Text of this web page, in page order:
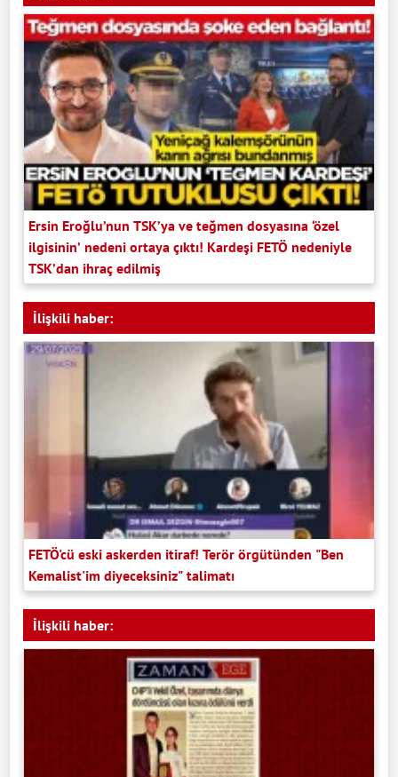
Ersin Eroğlu’nun TSK’ya ve teğmen dosyasına ‘özel
ilgisinin’ nedeni ortaya çıktı! Kardeşi FETÖ nedeniyle
TSK’dan ihraç edilmiş
İlişkili haber:
FETÖ'cü eski askerden itiraf! Terör örgütünden "Ben
Kemalist'im diyeceksiniz" talimatı
İlişkili haber: